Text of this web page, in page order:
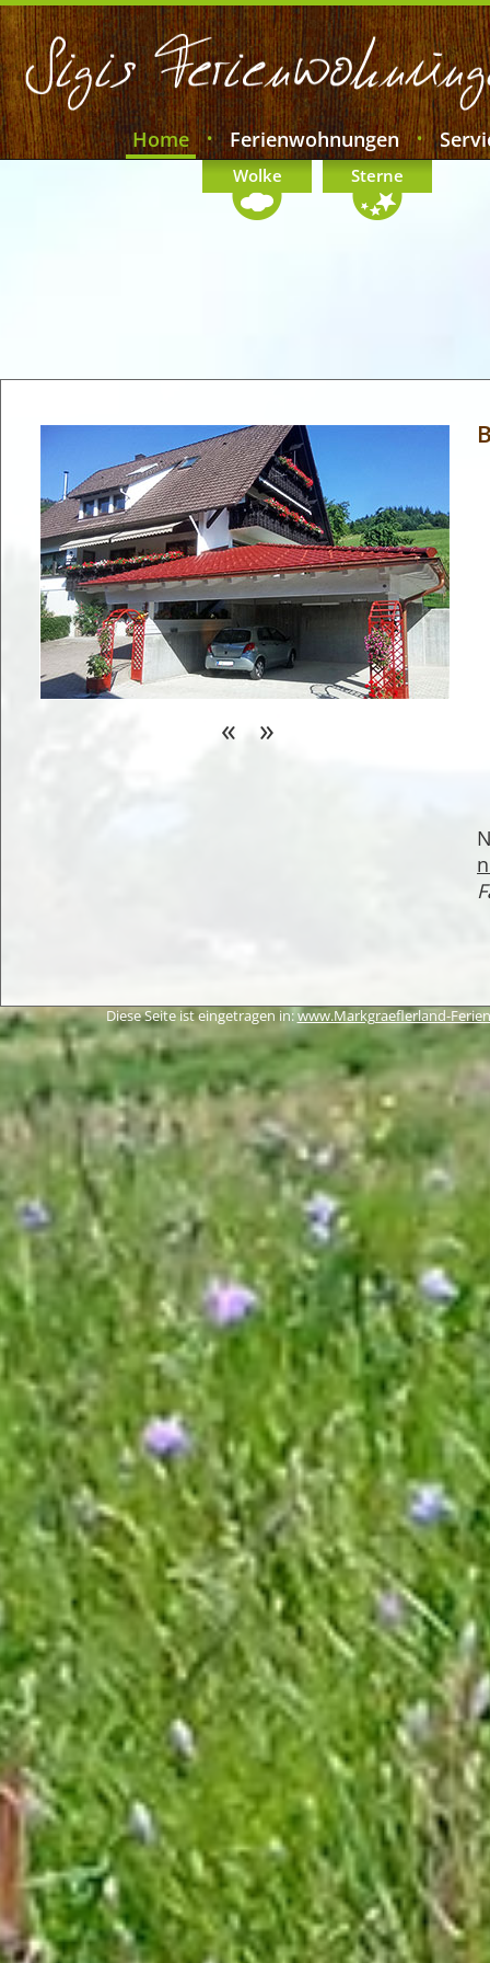
Home • Ferienwohnungen •
Wolke Sterne
« »
Diese Seite ist eingetragen in:www.Markgraeflerland-